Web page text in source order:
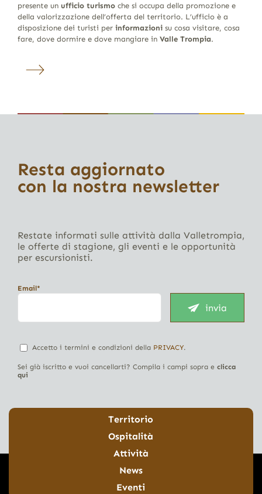
presente un ufficio turismoche si occupa della promozione e
della valorizzazione dell’offerta del territorio. L’ufficio è a
disposizione dei turisti per informazionisu cosa visitare, cosa
fare, dove dormire e dove mangiare in Valle Trompia.
Resta aggiornato
con la nostra newsletter
Restate informati sulle attività dalla Valletrompia,
le offerte di stagione, gli eventi e le opportunità
per escursionisti.
Email*
invia
Accetto i termini e condizioni della PRIVACY.
Sei già iscritto e vuoi cancellarti? Compila i campi sopra e clicca
qui
Territorio
Ospitalità
Attività
News
Eventi